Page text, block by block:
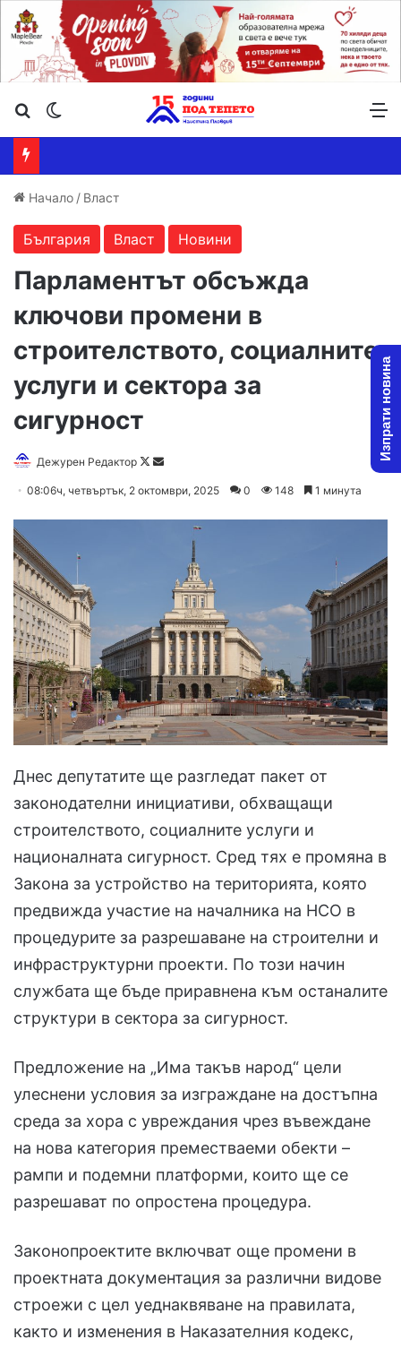
Търсене ...
Начало / Власт
България Власт Новини
Парламентът обсъжда
ключови промени в
строителството, социалните
услуги и сектора за
сигурност
Дежурен Редактор
Follow
Send
08:06ч, четвъртък, 2 октомври, 2025 0 148 1 минута
Днес депутатите ще разгледат пакет от
законодателни инициативи, обхващащи
строителството, социалните услуги и
националната сигурност. Сред тях е промяна в
Закона за устройство на територията, която
предвижда участие на началника на НСО в
процедурите за разрешаване на строителни и
инфраструктурни проекти. По този начин
службата ще бъде приравнена към останалите
структури в сектора за сигурност.
Предложение на „Има такъв народ“ цели
улеснени условия за изграждане на достъпна
среда за хора с увреждания чрез въвеждане
на нова категория преместваеми обекти –
рампи и подемни платформи, които ще се
разрешават по опростена процедура.
Законопроектите включват още промени в
проектната документация за различни видове
строежи с цел уеднаквяване на правилата,
както и изменения в Наказателния кодекс,
Изпрати новина